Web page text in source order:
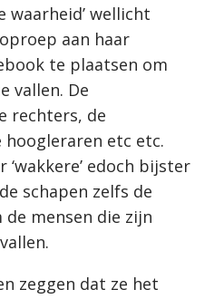
waarheid’ wellicht
aan haar
te plaatsen om
vallen. De
rechters, de
hoogleraren etc etc.
edoch bijster
schapen zelfs de
mensen die zijn
zeggen dat ze het